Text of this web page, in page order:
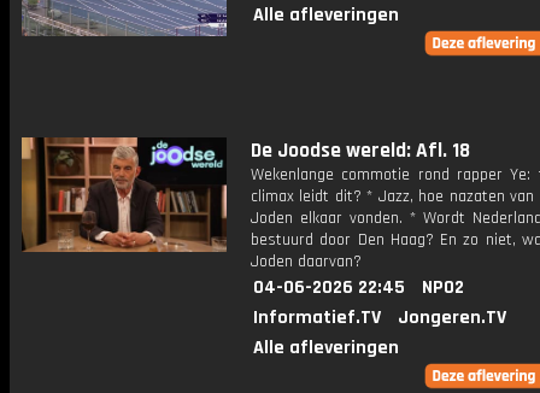
Alle afleveringen
De Joodse wereld: Afl. 18
Wekenlange commotie rond rapper
climax leidt dit? * Jazz, hoe nazaten van
Joden elkaar vonden. * Wordt
bestuurd door Den Haag? En zo niet,
Joden daarvan?
04-06-2026 22:45
NPO2
Informatief.TV
Jongeren.TV
Alle afleveringen